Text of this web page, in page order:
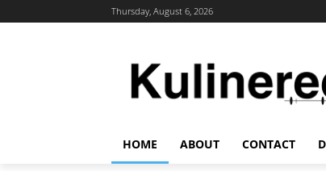
Thursday, August 6, 2026
HOME ABOUT CONTACT